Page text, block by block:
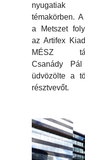
témakörben.
a Metszet
az Artifex
MÉSZ
Csanády Pál
üdvözölte a
résztvevőt.